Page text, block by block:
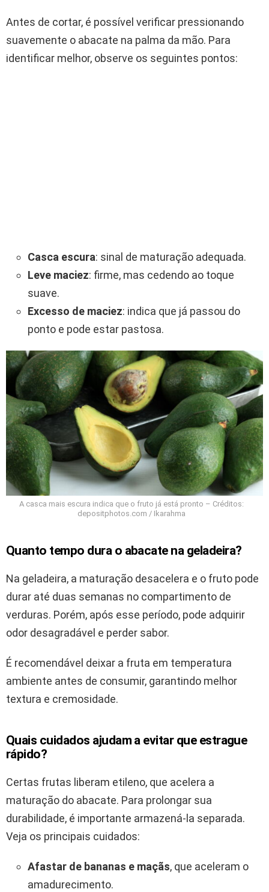
Antes de cortar, é possível verificar pressionando
suavemente o abacate na palma da mão. Para
identificar melhor, observe os seguintes pontos:
Casca escura: sinal de maturação adequada.
Leve maciez: firme, mas cedendo ao toque
suave.
Excesso de maciez: indica que já passou do
ponto e pode estar pastosa.
A casca mais escura indica que o fruto já está pronto – Créditos:
depositphotos.com / Ikarahma
Quanto tempo dura o abacate na geladeira?
Na geladeira, a maturação desacelera e o fruto pode
durar até duas semanas no compartimento de
verduras. Porém, após esse período, pode adquirir
odor desagradável e perder sabor.
É recomendável deixar a fruta em temperatura
ambiente antes de consumir, garantindo melhor
textura e cremosidade.
Quais cuidados ajudam a evitar que estrague
rápido?
Certas frutas liberam etileno, que acelera a
maturação do abacate. Para prolongar sua
durabilidade, é importante armazená-la separada.
Veja os principais cuidados:
Afastar de bananas e maçãs, que aceleram o
amadurecimento.